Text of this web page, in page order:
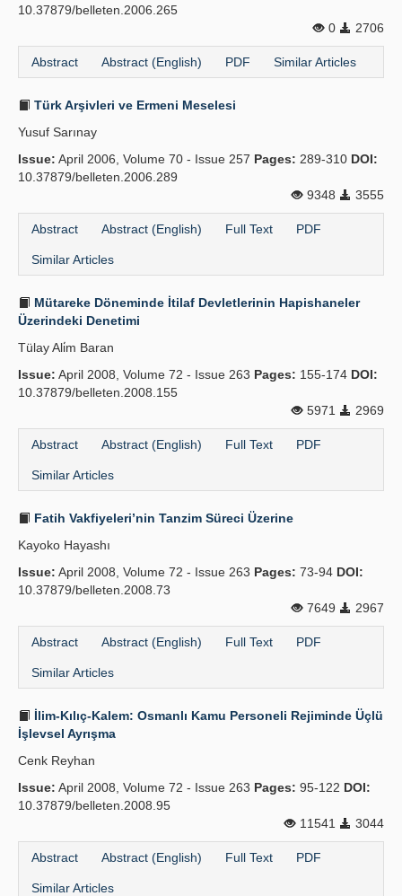
10.37879/belleten.2006.265
0
2706
Abstract Abstract (English) PDF Similar Articles
Türk Arşivleri ve Ermeni Meselesi
Yusuf Sarınay
Issue: April 2006, Volume 70 - Issue 257 Pages: 289-310 DOI:
10.37879/belleten.2006.289
9348
3555
Abstract Abstract (English) Full Text PDF
Similar Articles
Mütareke Döneminde İtilaf Devletlerinin Hapishaneler
Üzerindeki Denetimi
Tülay Ali̇m Baran
Issue: April 2008, Volume 72 - Issue 263 Pages: 155-174 DOI:
10.37879/belleten.2008.155
5971
2969
Abstract Abstract (English) Full Text PDF
Similar Articles
Fatih Vakfiyeleri’nin Tanzim Süreci Üzerine
Kayoko Hayashı
Issue: April 2008, Volume 72 - Issue 263 Pages: 73-94 DOI:
10.37879/belleten.2008.73
7649
2967
Abstract Abstract (English) Full Text PDF
Similar Articles
İlim-Kılıç-Kalem: Osmanlı Kamu Personeli Rejiminde Üçlü
İşlevsel Ayrışma
Cenk Reyhan
Issue: April 2008, Volume 72 - Issue 263 Pages: 95-122 DOI:
10.37879/belleten.2008.95
11541
3044
Abstract Abstract (English) Full Text PDF
Similar Articles